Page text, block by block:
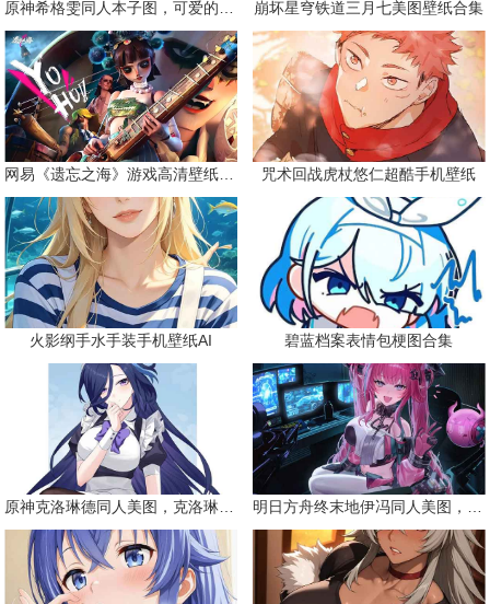
崩坏星穹铁道三月七美图壁纸合集
咒术回战虎杖悠仁超酷手机壁纸
火影纲手水手装手机壁纸AI 碧蓝档案表情包梗图合集